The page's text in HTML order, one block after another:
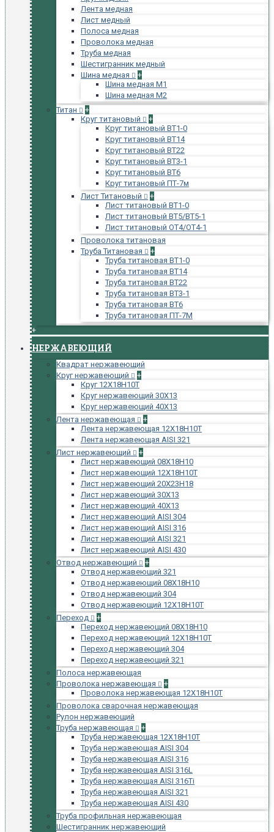
Лента медная
Лист медный
Полоса медная
Проволока медная
Труба медная
Шестигранник медный
Шина медная
+
Шина медная М1
Шина медная М2
Титан
+
Круг титановый
+
Круг титановый ВТ1-0
Круг титановый ВТ14
Круг титановый ВТ22
Круг титановый ВТ3-1
Круг титановый ВТ6
Круг титановый ПТ-7м
Лист Титановый
+
Лист титановый ВТ1-0
Лист титановый ВТ5/ВТ5-1
Лист титановый ОТ4/ОТ4-1
Проволока титановая
Труба Титановая
+
Труба титановая ВТ1-0
Труба титановая ВТ14
Труба титановая ВТ22
Труба титановая ВТ3-1
Труба титановая ВТ6
Труба титановая ПТ-7М
+
НЕРЖАВЕЮЩИЙ
Квадрат нержавеющий
Круг нержавеющий
+
Круг 12Х18Н10Т
Круг нержавеющий 30Х13
Круг нержавеющий 40Х13
Лента нержавеющая
+
Лента нержавеющая 12Х18Н10Т
Лента нержавеющая AISI 321
Лист нержавеющий
+
Лист нержавеющий 08Х18Н10
Лист нержавеющий 12Х18Н10Т
Лист нержавеющий 20Х23Н18
Лист нержавеющий 30Х13
Лист нержавеющий 40Х13
Лист нержавеющий AISI 304
Лист нержавеющий AISI 316
Лист нержавеющий AISI 321
Лист нержавеющий AISI 430
Отвод нержавеющий
+
Отвод нержавеющий 321
Отвод нержавеющий 08Х18Н10
Отвод нержавеющий 304
Отвод нержавеющий 12Х18Н10Т
Переход
+
Переход нержавеющий 08Х18Н10
Переход нержавеющий 12Х18Н10Т
Переход нержавеющий 304
Переход нержавеющий 321
Полоса нержавеющая
Проволока нержавеющая
+
Проволока нержавеющая 12Х18Н10Т
Проволока сварочная нержавеющая
Рулон нержавеющий
Труба нержавеющая
+
Труба нержавеющая 12Х18Н10Т
Труба нержавеющая AISI 304
Труба нержавеющая AISI 316
Труба нержавеющая AISI 316L
Труба нержавеющая AISI 316Ti
Труба нержавеющая AISI 321
Труба нержавеющая AISI 430
Труба профильная нержавеющая
Шестигранник нержавеющий